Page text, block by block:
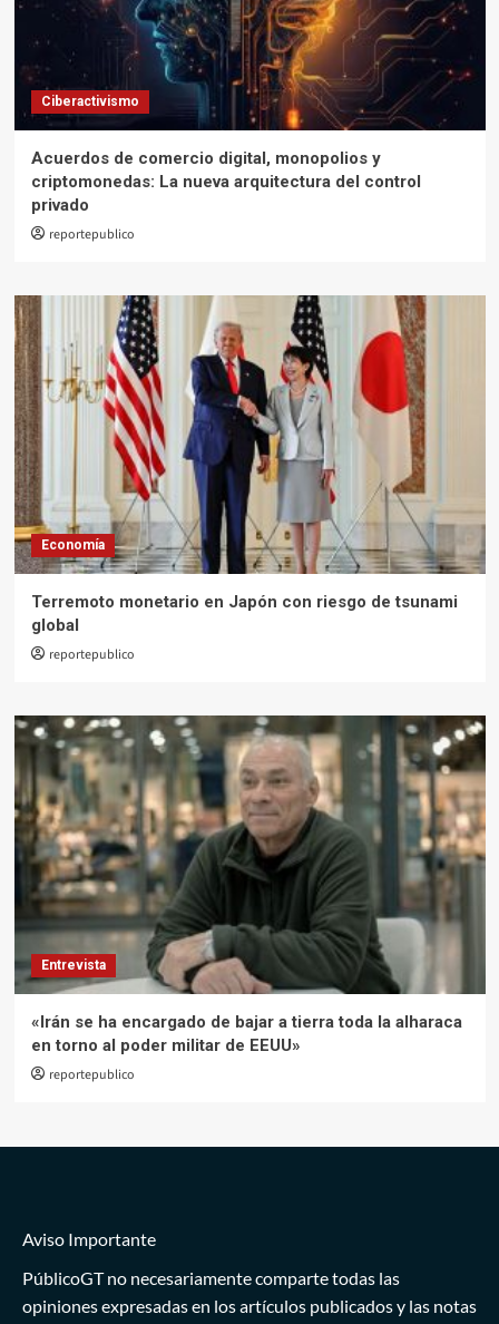
Ciberactivismo
Acuerdos de comercio digital, monopolios y
criptomonedas: La nueva arquitectura del control
privado
reportepublico
Economía
Terremoto monetario en Japón con riesgo de tsunami
global
reportepublico
Entrevista
«Irán se ha encargado de bajar a tierra toda la alharaca
en torno al poder militar de EEUU»
reportepublico
Aviso Importante
PúblicoGT no necesariamente comparte todas las
opiniones expresadas en los artículos publicados y las notas